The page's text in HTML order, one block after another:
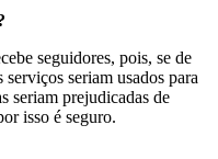
seguidores, pois, se de
serviços seriam usados para
seriam prejudicadas de
isso é seguro.